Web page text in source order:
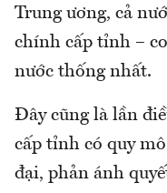
Trung ương, cả
chính cấp tỉnh –
nước thống nhất.
Đây cũng là lần
cấp tỉnh có quy
đại, phản ánh